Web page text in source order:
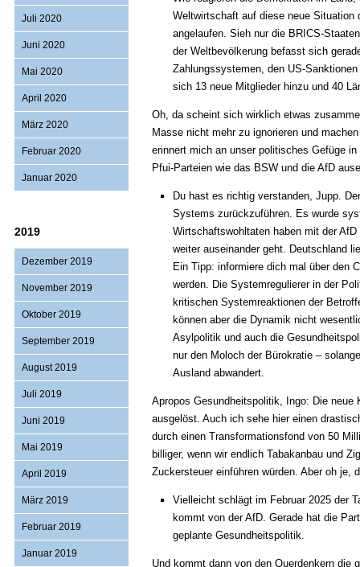
Juli 2020
Juni 2020
Mai 2020
April 2020
März 2020
Februar 2020
Januar 2020
2019
Dezember 2019
November 2019
Oktober 2019
September 2019
August 2019
Juli 2019
Juni 2019
Mai 2019
April 2019
März 2019
Februar 2019
Januar 2019
Weltwirtschaft auf diese neue
angelaufen. Sieh nur die BRICS-
der Weltbevölkerung befasst sich
Zahlungssystemen, den US-
sich 13 neue Mitglieder hinzu und 40
Oh, da scheint sich wirklich etwas
Masse nicht mehr zu ignorieren und
erinnert mich an unser politisches Gefüge
Pfui-Parteien wie das BSW und die AfD
Du hast es richtig verstanden, Jupp.
Systems zurückzuführen. Es wurde
Wirtschaftswohltaten haben mit der
weiter auseinander geht. Deutschland
Ein Tipp: informiere dich mal über den
werden. Die Systemregulierer in der
kritischen Systemreaktionen der
können aber die Dynamik nicht
Asylpolitik und auch die
nur den Moloch der Bürokratie –
Ausland abwandert.
Apropos Gesundheitspolitik, Ingo: Die
ausgelöst. Auch ich sehe hier einen
durch einen Transformationsfond von 50
billiger, wenn wir endlich Tabakanbau und
Zuckersteuer einführen würden. Aber oh je,
Vielleicht schlägt im Februar 2025 der
kommt von der AfD. Gerade hat die
geplante Gesundheitspolitik.
Und kommt dann von den Querdenkern die